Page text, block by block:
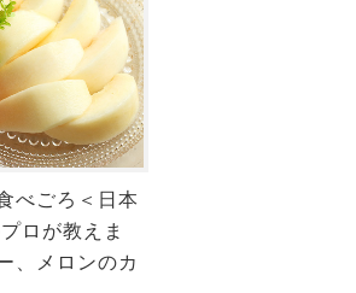
べごろ＜日本
ロが教えま
、メロンのカ